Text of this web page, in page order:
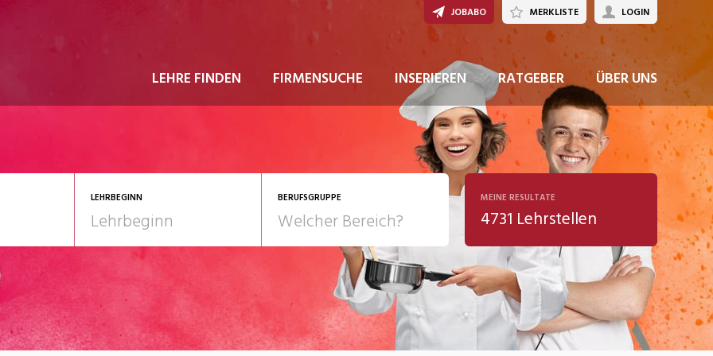
LEHRE FINDEN FIRMENSUCHE INSERIEREN RATGEBER ÜBER UNS
JOBABO MERKLISTE LOGIN
LEHRBEGINN BERUFSGRUPPE
Gesundheit/Pflege/Soziales
Telco
Kultur
MEINE RESULTATE
4731 Lehrstellen
JETZT BEWERBEN